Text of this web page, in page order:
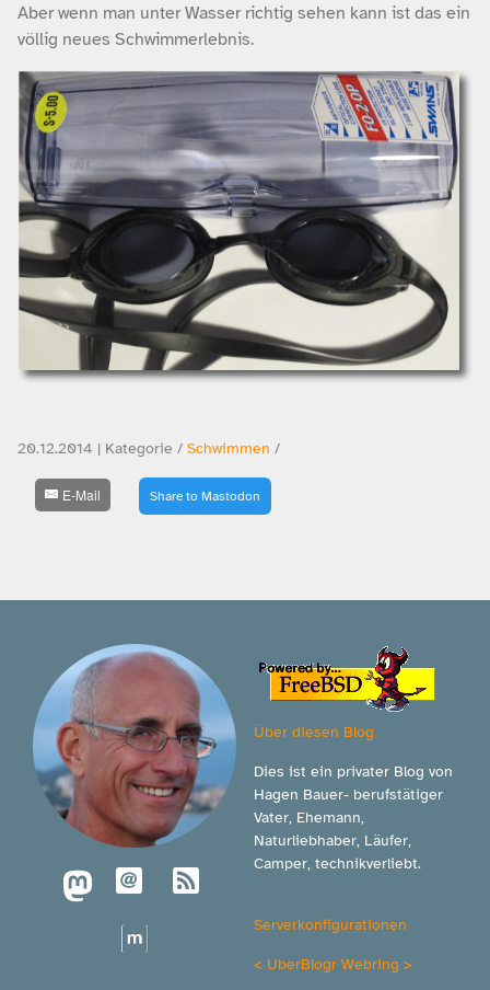
Aber wenn man unter Wasser richtig sehen kann ist das ein
völlig neues Schwimmerlebnis.
20.12.2014 | Kategorie / Schwimmen /
E-Mail Share to Mastodon
Über diesen Blog
Dies ist ein privater Blog von
Hagen Bauer- berufstätiger
Vater, Ehemann,
Naturliebhaber, Läufer,
Camper, technikverliebt.
Serverkonfigurationen
< UberBlogr Webring >